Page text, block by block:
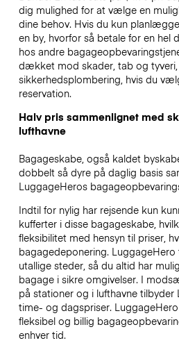
dig mulighed for at vælge en
dine behov. Hvis du kun
en by, hvorfor så betale for en hel
hos andre
dækket mod skader, tab og
sikkerhedsplombering, hvis du
reservation.
Halv pris sammenlignet med
lufthavne
Bagageskabe, også kaldet
dobbelt så dyre på daglig basis
LuggageHeros
Indtil for nylig har rejsende kun
kufferter i disse bagageskabe,
fleksibilitet med hensyn til priser,
bagagedeponering.
utallige steder, så du altid har
bagage i sikre omgivelser. I
på stationer og i lufthavne
time- og dagspriser.
fleksibel og billig
enhver tid.